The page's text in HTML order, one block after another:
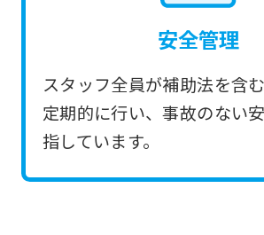
安全管理
スタッフ全員が補助法を含
定期的に行い、事故のない
指しています。